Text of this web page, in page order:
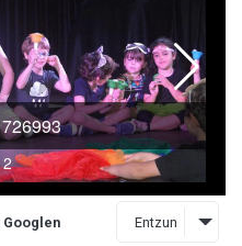
Googlen Entzun